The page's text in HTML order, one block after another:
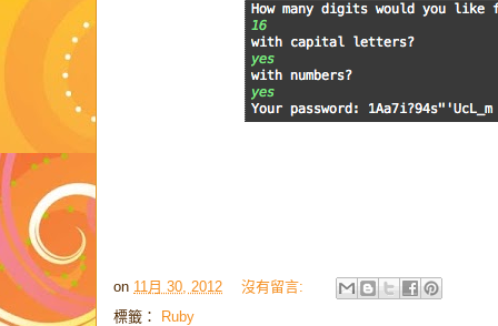
on 11月 30, 2012
沒有留言:
標籤：
Ruby